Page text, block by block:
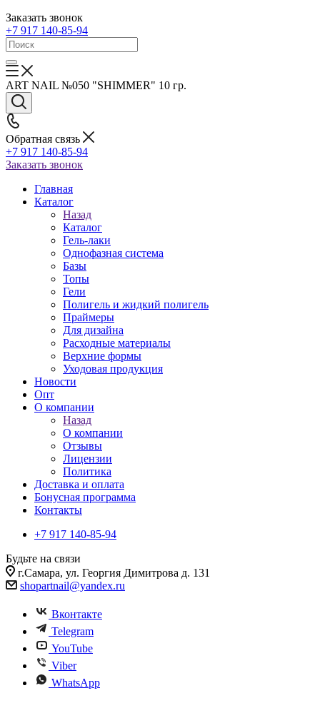
Заказать звонок
+7 917 140-85-94
ART NAIL №050 "SHIMMER" 10 гр.
Обратная связь
+7 917 140-85-94
Заказать звонок
Главная
Каталог
Назад
Каталог
Гель-лаки
Однофазная система
Базы
Топы
Гели
Полигель и жидкий полигель
Праймеры
Для дизайна
Расходные материалы
Верхние формы
Уходовая продукция
Новости
Опт
О компании
Назад
О компании
Отзывы
Лицензии
Политика
Доставка и оплата
Бонусная программа
Контакты
+7 917 140-85-94
Будьте на связи
г.Самара, ул. Георгия Димитрова д. 131
shopartnail@yandex.ru
Вконтакте
Telegram
YouTube
Viber
WhatsApp